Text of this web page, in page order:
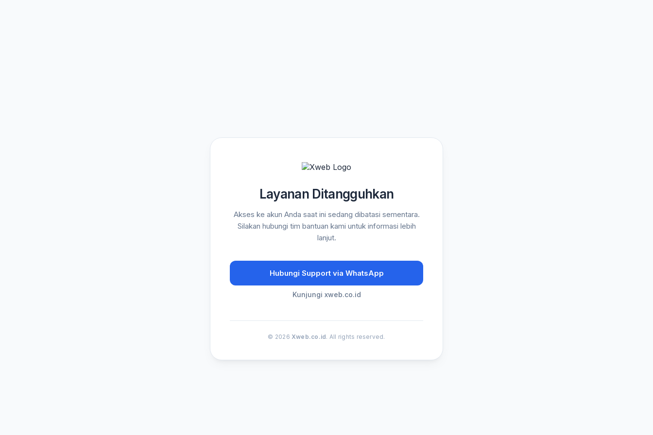
Layanan Ditangguhkan
Akses ke akun Anda saat ini sedang dibatasi sementara.
Silakan hubungi tim bantuan kami untuk informasi lebih
lanjut.
Hubungi Support via WhatsApp
Kunjungi xweb.co.id
© 2026 Xweb.co.id. All rights reserved.